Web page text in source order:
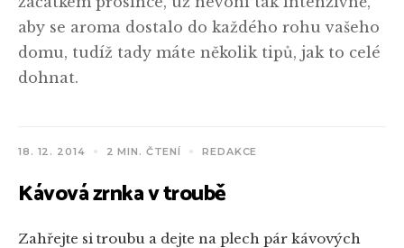
aby se aroma dostalo do každého rohu vašeho
domu, tudíž tady máte několik tipů, jak to celé
dohnat.
18. 12. 2014 2 MIN. ČTENÍ REDAKCE
Kávová zrnka v troubě
Zahřejte si troubu a dejte na plech pár kávových